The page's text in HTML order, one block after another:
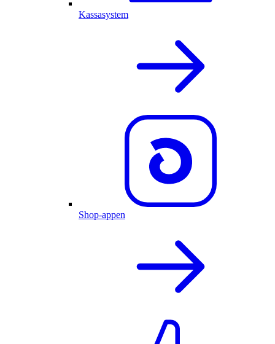
Kassasystem
Shop-appen